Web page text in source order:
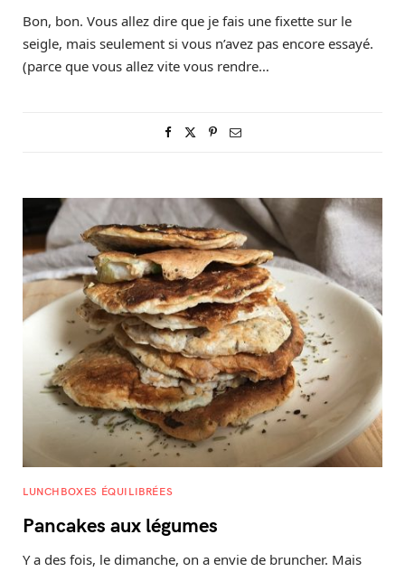
Bon, bon. Vous allez dire que je fais une fixette sur le
seigle, mais seulement si vous n’avez pas encore essayé.
(parce que vous allez vite vous rendre…
LUNCHBOXES ÉQUILIBRÉES
Pancakes aux légumes
Y a des fois, le dimanche, on a envie de bruncher. Mais